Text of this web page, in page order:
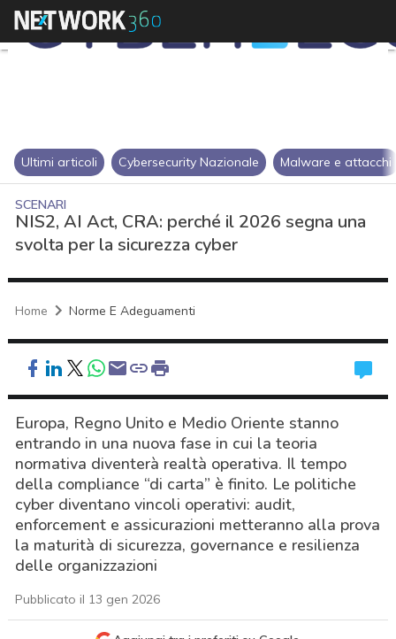
Ultimi articoli Cybersecurity Nazionale Malware e attacchi
SCENARI
NIS2, AI Act, CRA: perché il 2026 segna una
svolta per la sicurezza cyber
Home Norme E Adeguamenti
Europa, Regno Unito e Medio Oriente stanno
entrando in una nuova fase in cui la teoria
normativa diventerà realtà operativa. Il tempo
della compliance “di carta” è finito. Le politiche
cyber diventano vincoli operativi: audit,
enforcement e assicurazioni metteranno alla prova
la maturità di sicurezza, governance e resilienza
delle organizzazioni
Pubblicato il 13 gen 2026